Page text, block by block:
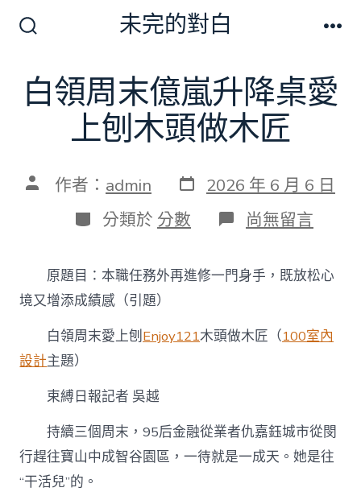
切
換
開
未完的對白
白領周末億嵐升降桌愛
上刨木頭做木匠
文 作者： admin 發
表
日
期
2026 年 6 月 6 日
分
類
分類於 分數 在
〈白
周
末
升
降
木
頭
做
尚無留言
原題目：本職任務外再進修一門身手，既放松心
境又增添成績感（引題）
白領周末愛上刨Enjoy121木頭做木匠（100室內
設計主題）
束縛日報記者 吳越
持續三個周末，95后金融從業者仇嘉鈺城市從閔
行趕往寶山中成智谷園區，一待就是一成天。她是往
“干活兒”的。